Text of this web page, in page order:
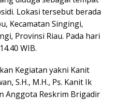
Lokasi tersebut berada
Kecamatan Singingi,
Provinsi Riau. Pada hari
WIB.
Kegiatan yakni Kanit
S.H., M.H., Ps. Kanit Ik
Anggota Reskrim Brigadir